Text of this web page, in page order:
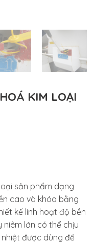
KIM LOẠI
sản phẩm dạng
cao và khóa bằng
kế linh hoạt độ bền
lớn có thể chịu
được dùng để